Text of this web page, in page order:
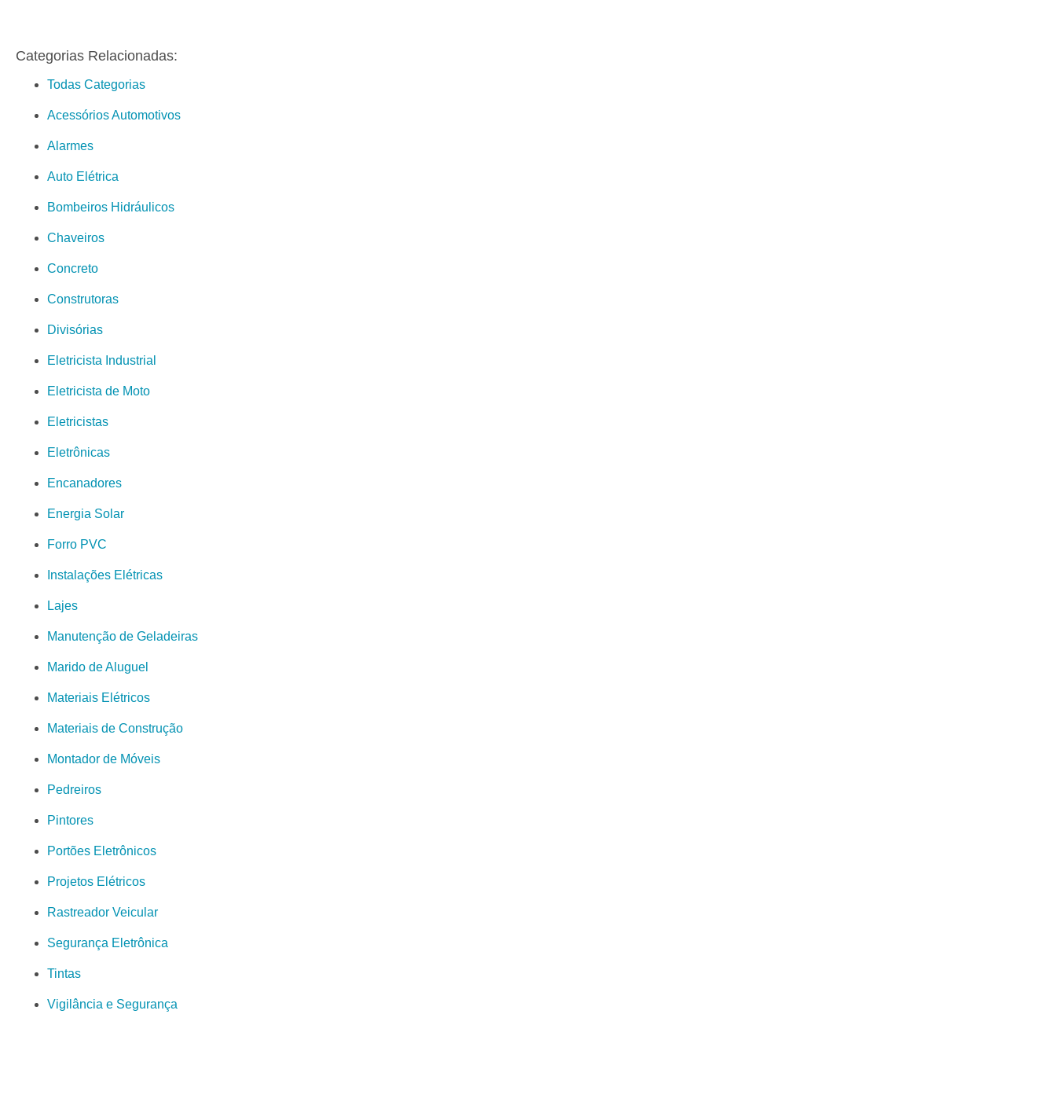
Categorias Relacionadas:
Todas Categorias
Acessórios Automotivos
Alarmes
Auto Elétrica
Bombeiros Hidráulicos
Chaveiros
Concreto
Construtoras
Divisórias
Eletricista Industrial
Eletricista de Moto
Eletricistas
Eletrônicas
Encanadores
Energia Solar
Forro PVC
Instalações Elétricas
Lajes
Manutenção de Geladeiras
Marido de Aluguel
Materiais Elétricos
Materiais de Construção
Montador de Móveis
Pedreiros
Pintores
Portões Eletrônicos
Projetos Elétricos
Rastreador Veicular
Segurança Eletrônica
Tintas
Vigilância e Segurança